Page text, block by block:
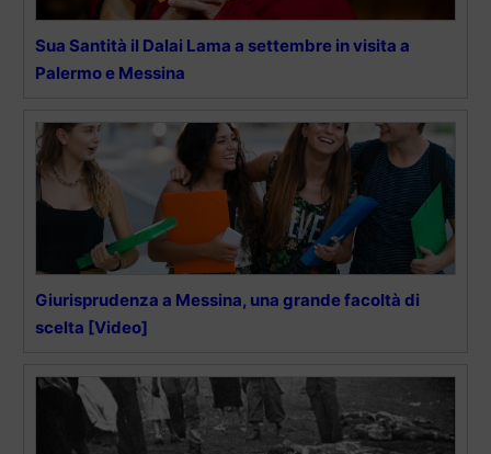
Sua Santità il Dalai Lama a settembre in visita a
Palermo e Messina
Giurisprudenza a Messina, una grande facoltà di
scelta [Video]